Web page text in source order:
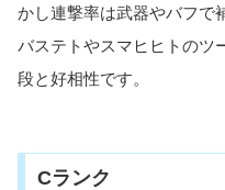
かし連撃率は武器やバフで
バステトやスマヒヒトのツ
段と好相性です。
Cランク